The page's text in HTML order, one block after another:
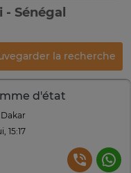
Sénégal
la recherche
d'état
15:17